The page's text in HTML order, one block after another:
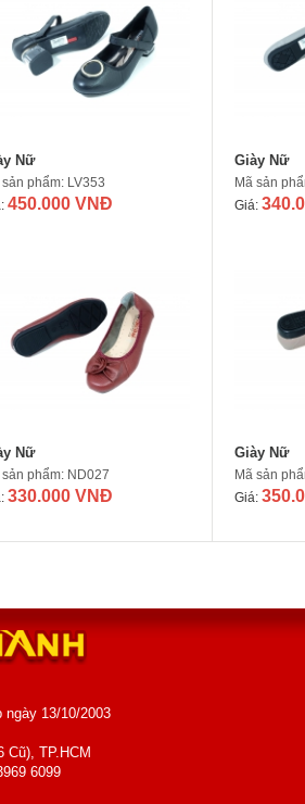
Nữ
sản phẩm: LV353
450.000 VNĐ
Giày Nữ
Mã sản
Giá:
Nữ
sản phẩm: ND027
330.000 VNĐ
Giày Nữ
Mã sản
Giá:
13/10/2003
TP.HCM
6099